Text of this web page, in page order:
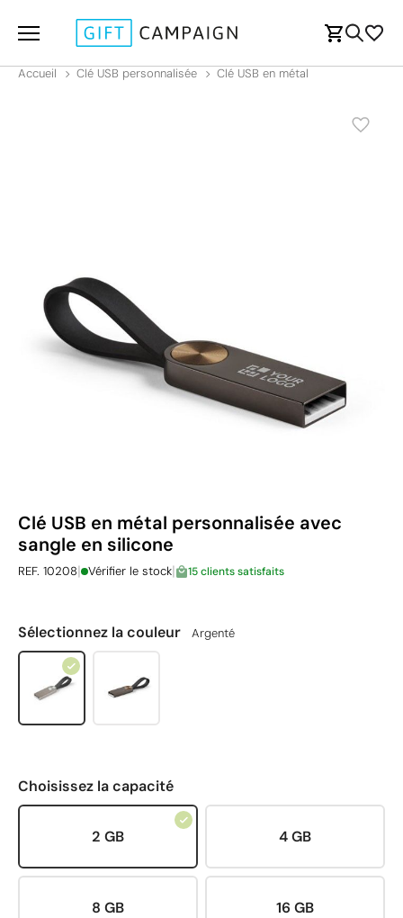
Accueil Clé USB personnalisée Clé USB en métal
Clé USB en métal personnalisée avec
sangle en silicone
REF. 10208| Vérifier le stock| 15 clients satisfaits
Sélectionnez la couleur Argenté
Choisissez la capacité
2 GB 4 GB
8 GB 16 GB